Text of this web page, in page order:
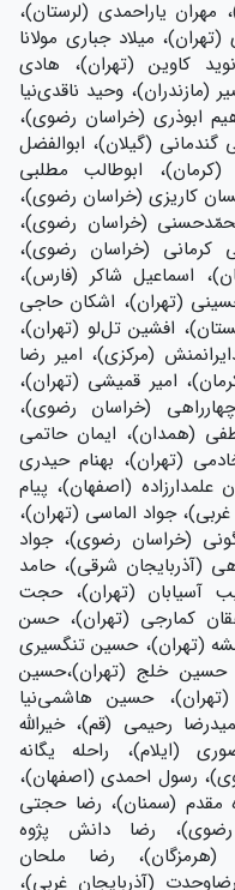
یاراحمدی (لرستان)،
میلاد جباری مولانا
کاوین (تهران)، هادی
وحید ناقدی‌نیا
ابوذری (خراسان رضوی)،
گندمانی (گیلان)، ابوالفضل
ابوطالب مطلبی
کاریزی (خراسان رضوی)،
(خراسان رضوی)،
کرمانی (خراسان رضوی)،
اسماعیل شاکر (فارس)،
(تهران)، اشکان حاجی
افشین تل‌لو (تهران)،
(مرکزی)، امیر رضا
امیر قمیشی (تهران)،
(خراسان رضوی)،
(همدان)، ایمان حاتمی
(تهران)، بهنام حیدری
(اصفهان)، پیام
جواد الماسی (تهران)،
(خراسان رضوی)، جواد
(آذربایجان شرقی)، حامد
آسیابان (تهران)، حجت
کمارجی (تهران)، حسن
(تهران)، حسین تنگسیری
حسین خلج (تهران)،حسین
حسین هاشمی‌نیا
رحیمی (قم)، خیرالله
(ایلام)، راحله یگانه
رسول احمدی (اصفهان)،
مقدم (سمنان)، رضا حجتی
رضوی)، رضا دانش پژوه
(هرمزگان)، رضا ملحان
(آذربایجان غربی)،